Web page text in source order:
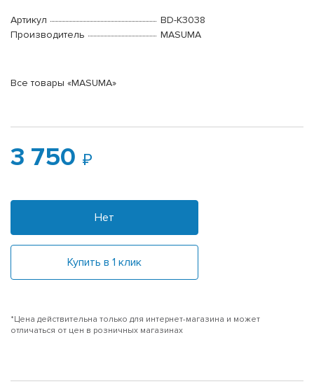
Артикул
BD-K3038
Производитель
MASUMA
Все товары «MASUMA»
3 750
Нет
Купить в 1 клик
*Цена действительна только для интернет-магазина и может
отличаться от цен в розничных магазинах